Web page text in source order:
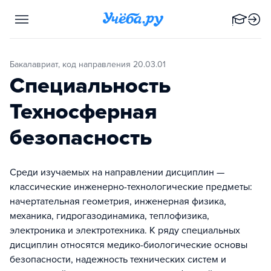
Бакалавриат, код направления 20.03.01
Специальность
Техносферная
безопасность
Среди изучаемых на направлении дисциплин —
классические инженерно-технологические предметы:
начертательная геометрия, инженерная физика,
механика, гидрогазодинамика, теплофизика,
электроника и электротехника. К ряду специальных
дисциплин относятся медико-биологические основы
безопасности, надежность технических систем и